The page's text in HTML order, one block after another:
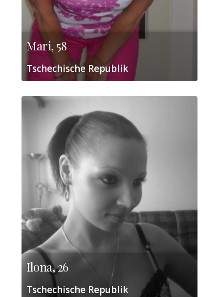
Mari, 58
Tschechische Republik
Ilona, 26
Tschechische Republik